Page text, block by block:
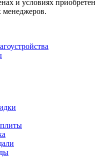
и условиях
менеджеров.